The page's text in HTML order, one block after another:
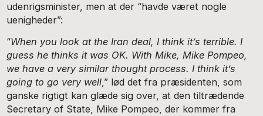
udenrigsminister, men at der “havde været nogle
uenigheder”:
“When you look at the Iran deal, I think it’s terrible. I
guess he thinks it was OK. With Mike, Mike Pompeo,
we have a very similar thought process. I think it’s
going to go very well,” lød det fra præsidenten, som
ganske rigtigt kan glæde sig over, at den tiltrædende
Secretary of State, Mike Pompeo, der kommer fra